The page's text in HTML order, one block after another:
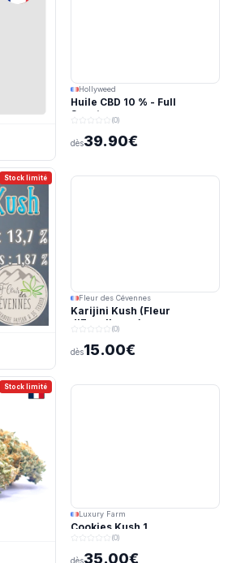
Hollyweed
Huile CBD 10 % - Full
Spectrum
(0)
dès39.90€
Stock limité
Fleur des Cévennes
Karijini Kush (Fleur
d'Excellence)
(0)
dès15.00€
Stock limité
Luxury Farm
Cookies Kush 1
(0)
dès35.00€